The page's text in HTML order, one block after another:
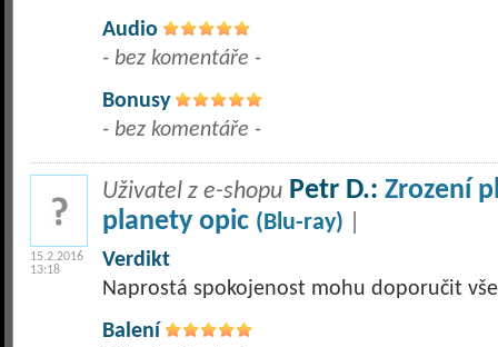
Audio
- bez komentáře -
Bonusy
- bez komentáře -
15.2.2016
13:18
Uživatel z e-shopu Petr D.: Zrození
planety opic (Blu-ray)
Verdikt
Naprostá spokojenost mohu doporučit
Balení